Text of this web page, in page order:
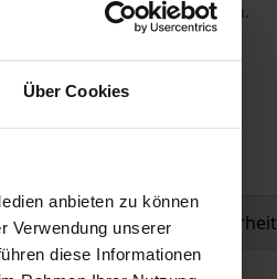
Über Cookies
anbieten zu können
Verwendung unserer
diese Informationen
MwSt. an der Kasse variieren.
Produktsicherheit